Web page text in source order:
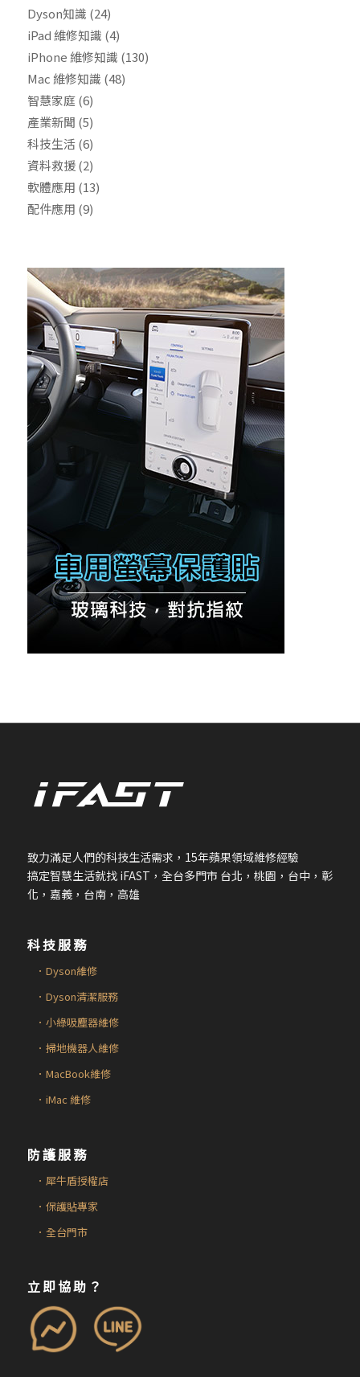
Dyson知識 (24)
iPad 維修知識 (4)
iPhone 維修知識 (130)
Mac 維修知識 (48)
智慧家庭(6)
產業新聞 (5)
科技生活(6)
資料救援(2)
軟體應用 (13)
配件應用 (9)
致力滿足人們的科技生活需求， 15年蘋果領域維修經驗
搞定智慧生活就找 iFAST ，全台多門市 台北，桃園，台中，彰
化，嘉義，台南，高雄
科技服務
．Dyson維修
．Dyson清潔服務
．小綠吸塵器維修
．掃地機器人維修
．MacBook維修
．iMac 維修
防護服務
．犀牛盾授權店
．保護貼專家
．全台門市
立即協助？